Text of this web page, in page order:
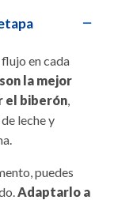
−
en cada
la mejor
el biberón
leche y
puedes
Adaptarlo a